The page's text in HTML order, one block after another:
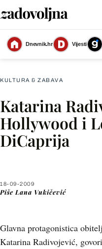
Dnevnik.hr Vijesti
KULTURA & ZABAVA
Katarina
Hollywood i
DiCaprija
18-09-2009
Piše Lana Vukičević
Glavna protagonistica
Katarina Radivojević,
Facebook
X